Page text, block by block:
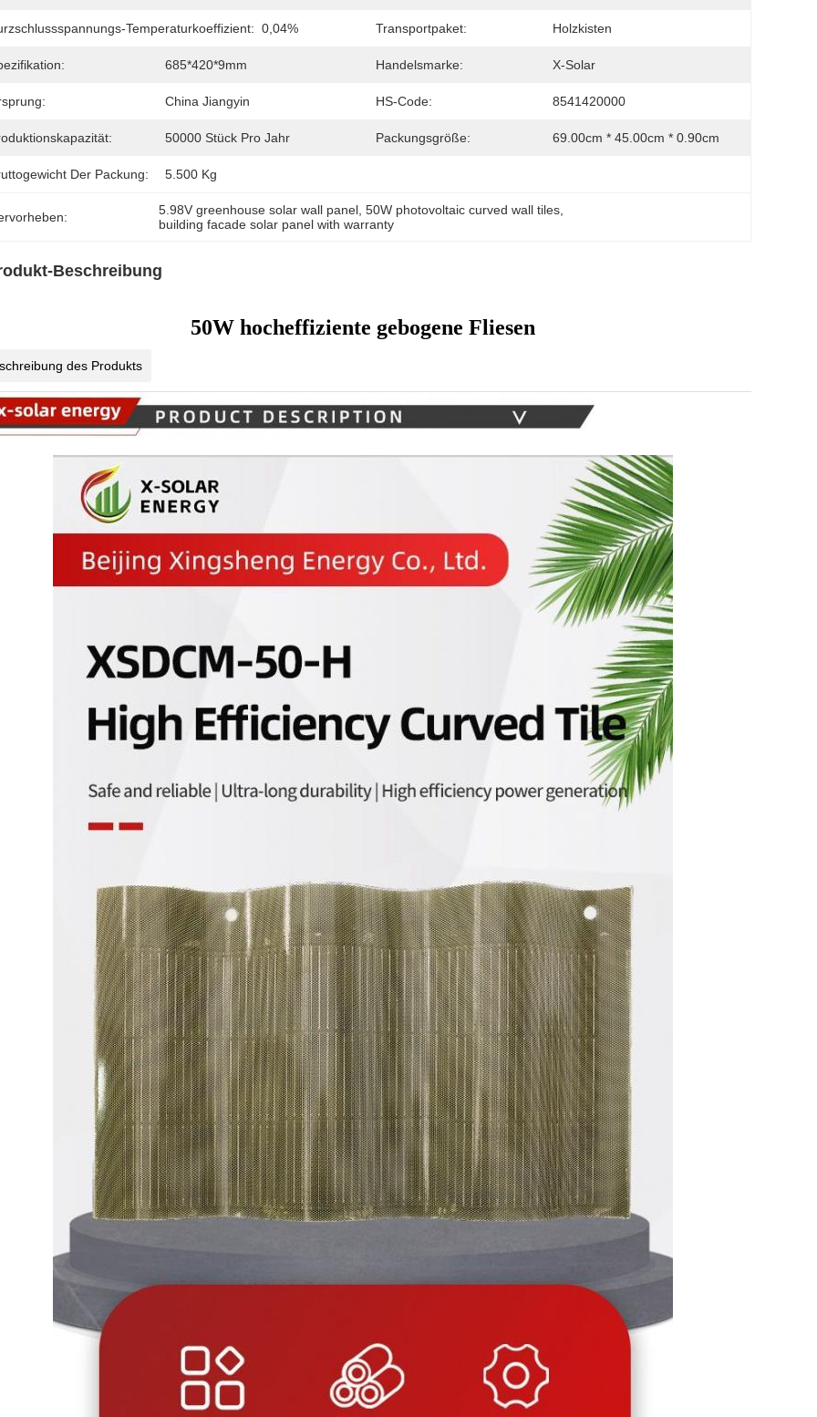
Temperaturkoeffizient: 0,04% Transportpaket: Holzkisten
685*420*9mm Handelsmarke: X-Solar
China Jiangyin HS-Code: 8541420000
50000 Stück Pro Jahr Packungsgröße: 69.00cm * 45.00cm * 0.90cm
Der Packung: 5.500 Kg
5.98V greenhouse solar wall panel , 50W photovoltaic curved wall tiles
building facade solar panel with warranty
Beschreibung
50W hocheffiziente gebogene Fliesen
des Produkts